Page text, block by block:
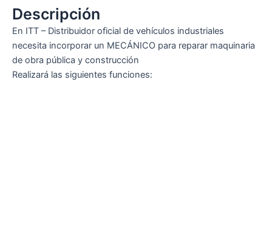
Descripción
En ITT – Distribuidor oficial de vehículos industriales
necesita incorporar un MECÁNICO para reparar maquinaria
de obra pública y construcción
Realizará las siguientes funciones: